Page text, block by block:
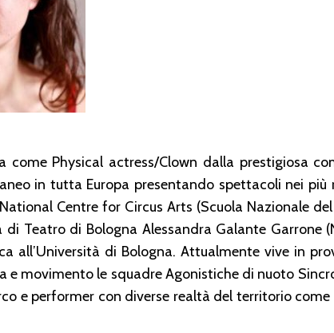
Physical actress/Clown dalla prestigiosa
in tutta Europa presentando spettacoli nei più
Centre for Circus Arts (Scuola Nazionale
Teatro di Bologna Alessandra Galante Garrone
all’Università di Bologna. Attualmente vive in
e movimento le squadre Agonistiche di nuoto
e performer con diverse realtà del territorio come